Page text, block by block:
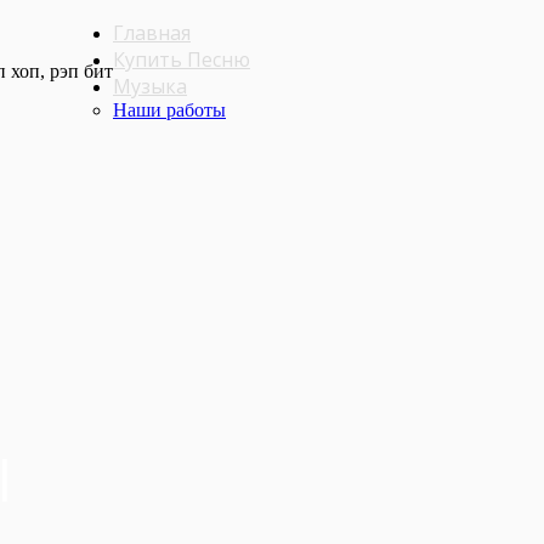
хоп, рэп бит
Главная
Купить Песню
Музыка
Наши работы